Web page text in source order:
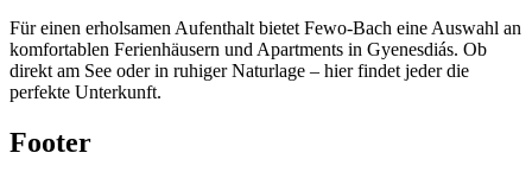
Für einen erholsamen Aufenthalt bietet Fewo-Bach eine Auswahl an
komfortablen Ferienhäusern und Apartments in Gyenesdiás. Ob
direkt am See oder in ruhiger Naturlage – hier findet jeder die
perfekte Unterkunft.
Footer